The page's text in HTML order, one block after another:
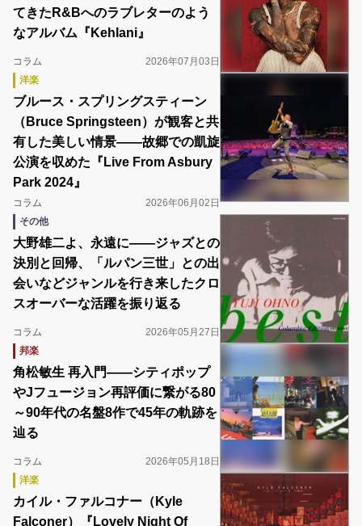
てきたR&Bへのラブレターのよう
なアルバム『Kehlani』
コラム
2026年07月03日
洋楽
ブルース・スプリングスティーン
（Bruce Springsteen）が観客と共
有した美しい情景――故郷での凱旋
公演を収めた『Live From Asbury
Park 2024』
コラム
2026年06月02日
その他
大野雄二よ、永遠に――ジャズとの
決別と回帰、「ルパン三世」との出
会いなどジャンルを行き来したクロ
スオーバーな活躍を振り返る
コラム
2026年05月27日
邦楽
角松敏生 再入門――シティポップ
やJフュージョン再評価に繋がる80
～90年代の名盤8作で45年の軌跡を
辿る
コラム
2026年05月18日
洋楽
カイル・ファルコナー（Kyle
Falconer）『Lovely Night Of